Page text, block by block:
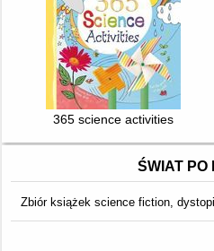
365 science activities
ŚWIAT PO
Zbiór książek science fiction,